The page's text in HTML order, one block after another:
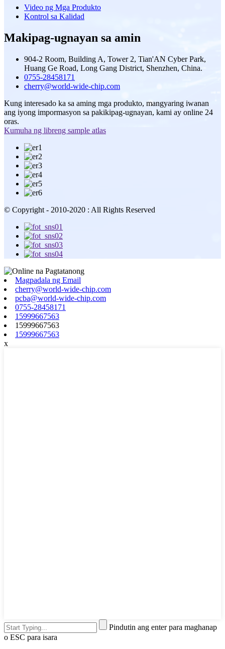
Video ng Mga Produkto
Kontrol sa Kalidad
Makipag-ugnayan sa amin
904-2 Room, Building A, Tower 2, Tian'AN Cyber ​​Park,
Huang Ge Road, Long Gang District, Shenzhen, China.
0755-28458171
cherry@world-wide-chip.com
Kung interesado ka sa aming mga produkto, mangyaring iwanan
ang iyong impormasyon sa pakikipag-ugnayan, kami ay online 24
oras.
Kumuha ng libreng sample atlas
© Copyright - 2010-2020 : All Rights Reserved
Magpadala ng Email
cherry@world-wide-chip.com
pcba@world-wide-chip.com
0755-28458171
15999667563
15999667563
15999667563
x
Pindutin ang enter para maghanap
o ESC para isara